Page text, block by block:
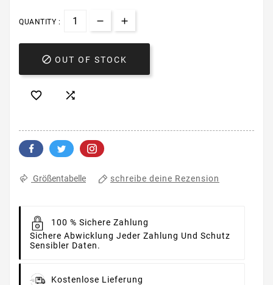
QUANTITY :
 OUT OF STOCK
 
Größentabelle schreibe deine Rezension
100 % Sichere Zahlung
Sichere Abwicklung Jeder Zahlung Und Schutz
Sensibler Daten.
Kostenlose Lieferung